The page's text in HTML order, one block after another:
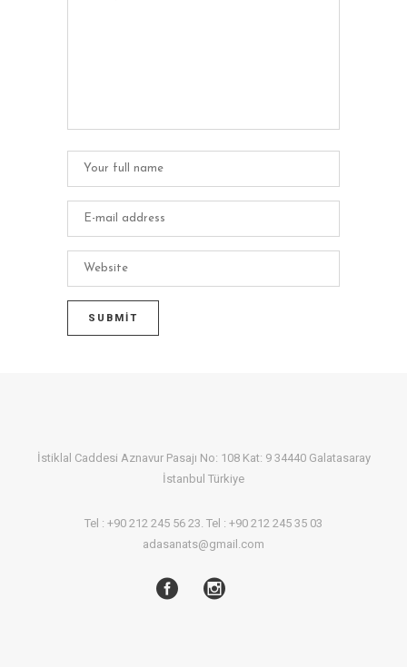
İstiklal Caddesi Aznavur Pasajı No: 108 Kat: 9 34440 Galatasaray
İstanbul Türkiye
Tel : +90 212 245 56 23. Tel : +90 212 245 35 03
adasanats@gmail.com